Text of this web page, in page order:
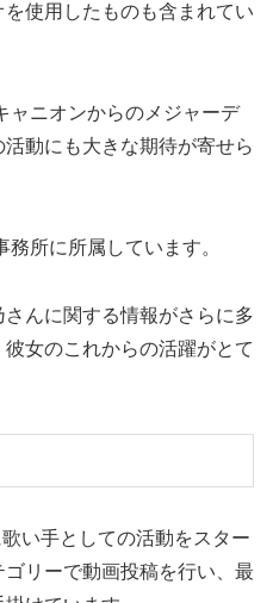
使用したものも含まれてい
ャニオンからのメジャーデ
動にも大きな期待が寄せら
所に所属しています。
んに関する情報がさらに多
女のこれからの活躍がとて
い手としての活動をスター
リーで動画投稿を行い、最